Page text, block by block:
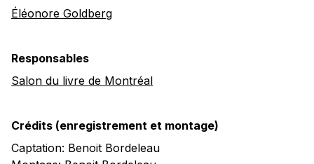
Éléonore Goldberg
Responsables
Salon du livre de Montréal
Crédits (enregistrement et montage)
Captation: Benoit Bordeleau